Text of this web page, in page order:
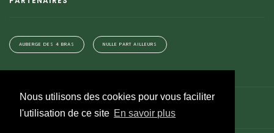
Nous utilisons des cookies pour vous faciliter
l'utilisation de ce site En savoir plus
AUBERGE DES 4 BRAS NULLE PART AILLEURS
Cookies Contact RGPD Accueil